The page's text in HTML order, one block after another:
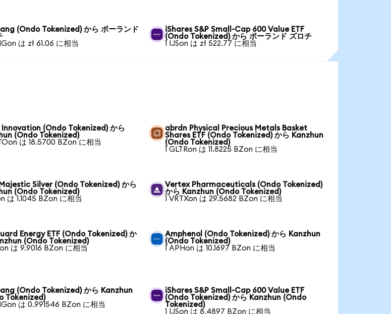
(Ondo Tokenized) から ポーランド
は zł 61.06 に相当
iShares S&P Small-Cap 600 Value ETF
(Ondo Tokenized) から ポーランド ズロチ
1 IJSon は zł 522.77 に相当
(Ondo Tokenized) から
(Ondo Tokenized)
は 18.5700 BZon に相当
abrdn Physical Precious Metals Basket
Shares ETF (Ondo Tokenized) から Kanzhun
(Ondo Tokenized)
1 GLTRon は 11.8225 BZon に相当
Silver (Ondo Tokenized) から
(Ondo Tokenized)
は 1.1045 BZon に相当
Vertex Pharmaceuticals (Ondo Tokenized)
から Kanzhun (Ondo Tokenized)
1 VRTXon は 29.5682 BZon に相当
Energy ETF (Ondo Tokenized) か
(Ondo Tokenized)
は 9.9016 BZon に相当
Amphenol (Ondo Tokenized) から Kanzhun
(Ondo Tokenized)
1 APHon は 10.1697 BZon に相当
(Ondo Tokenized) から Kanzhun
Tokenized)
は 0.991546 BZon に相当
iShares S&P Small-Cap 600 Value ETF
(Ondo Tokenized) から Kanzhun (Ondo
Tokenized)
1 IJSon は 8.4897 BZon に相当